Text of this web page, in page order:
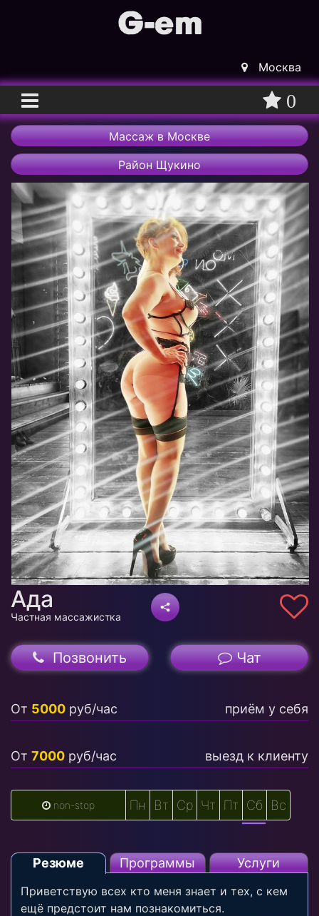
Москва
0
Главная
Вход
Регистрация
Массажистки
Массажисты
Массажные салоны
Массаж в Москве
Район Щукино
Ада
Частная массажистка
Позвонить Чат
От 5000 руб/час приём у себя
От 7000 руб/час выезд к клиенту
non-stop Пн Вт Ср Чт Пт Сб Вс
Резюме Программы Услуги
Приветствую всех кто меня знает и тех, с кем
ещё предстоит нам познакомиться.